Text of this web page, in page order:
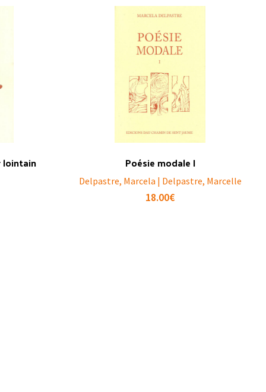
lointain Poésie modale I
Delpastre, Marcela | Delpastre, Marcelle
18.00€